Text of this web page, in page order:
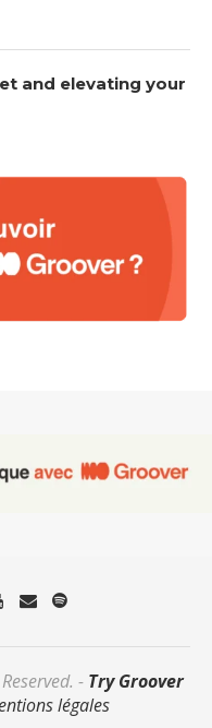
and elevating your
- Try Groover
légales